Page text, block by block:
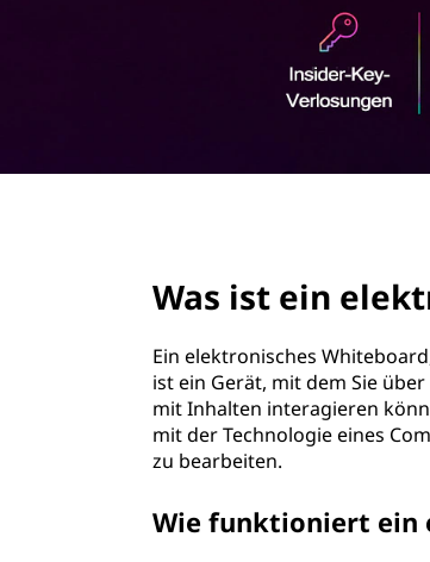
Was ist ein
Ein elektronisches
ist ein Gerät, mit dem Sie
mit Inhalten interagieren
mit der Technologie eines
zu bearbeiten.
Wie funktioniert ein